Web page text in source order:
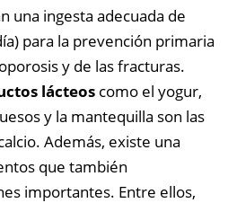
una ingesta adecuada de
para la prevención primaria
y de las fracturas.
lácteos como el yogur,
y la mantequilla son las
Además, existe una
que también
importantes. Entre ellos,